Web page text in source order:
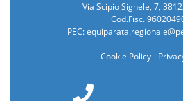
Via Scipio Sighele, 7,
Cod.Fisc.
PEC:
Cookie Policy-